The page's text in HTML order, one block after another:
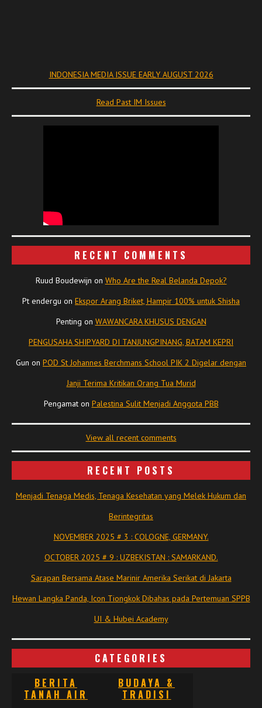
INDONESIA MEDIA ISSUE EARLY AUGUST 2026
Read Past IM Issues
RECENT COMMENTS
Ruud Boudewijn on Who Are the Real Belanda Depok?
Pt endergu on Ekspor Arang Briket, Hampir 100% untuk Shisha
Penting on WAWANCARA KHUSUS DENGAN
PENGUSAHA SHIPYARD DI TANJUNGPINANG, BATAM KEPRI
Gun on POD St Johannes Berchmans School PIK 2 Digelar dengan
Janji Terima Kritikan Orang Tua Murid
Pengamaton Palestina Sulit Menjadi Anggota PBB
View all recent comments
RECENT POSTS
Menjadi Tenaga Medis, Tenaga Kesehatan yang Melek Hukum dan
Berintegritas
NOVEMBER 2025 # 3 : COLOGNE, GERMANY.
OCTOBER 2025 # 9 : UZBEKISTAN : SAMARKAND.
Sarapan Bersama Atase Marinir Amerika Serikat di Jakarta
Hewan Langka Panda, Icon Tiongkok Dibahas pada Pertemuan SPPB
UI & Hubei Academy
CATEGORIES
BERITA
TANAH AIR
BUDAYA &
TRADISI